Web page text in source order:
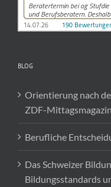
BLOG
Orientierung nach
ZDF-Mittagsmagazin
Berufliche
Das Schweizer
Bildungsstandards